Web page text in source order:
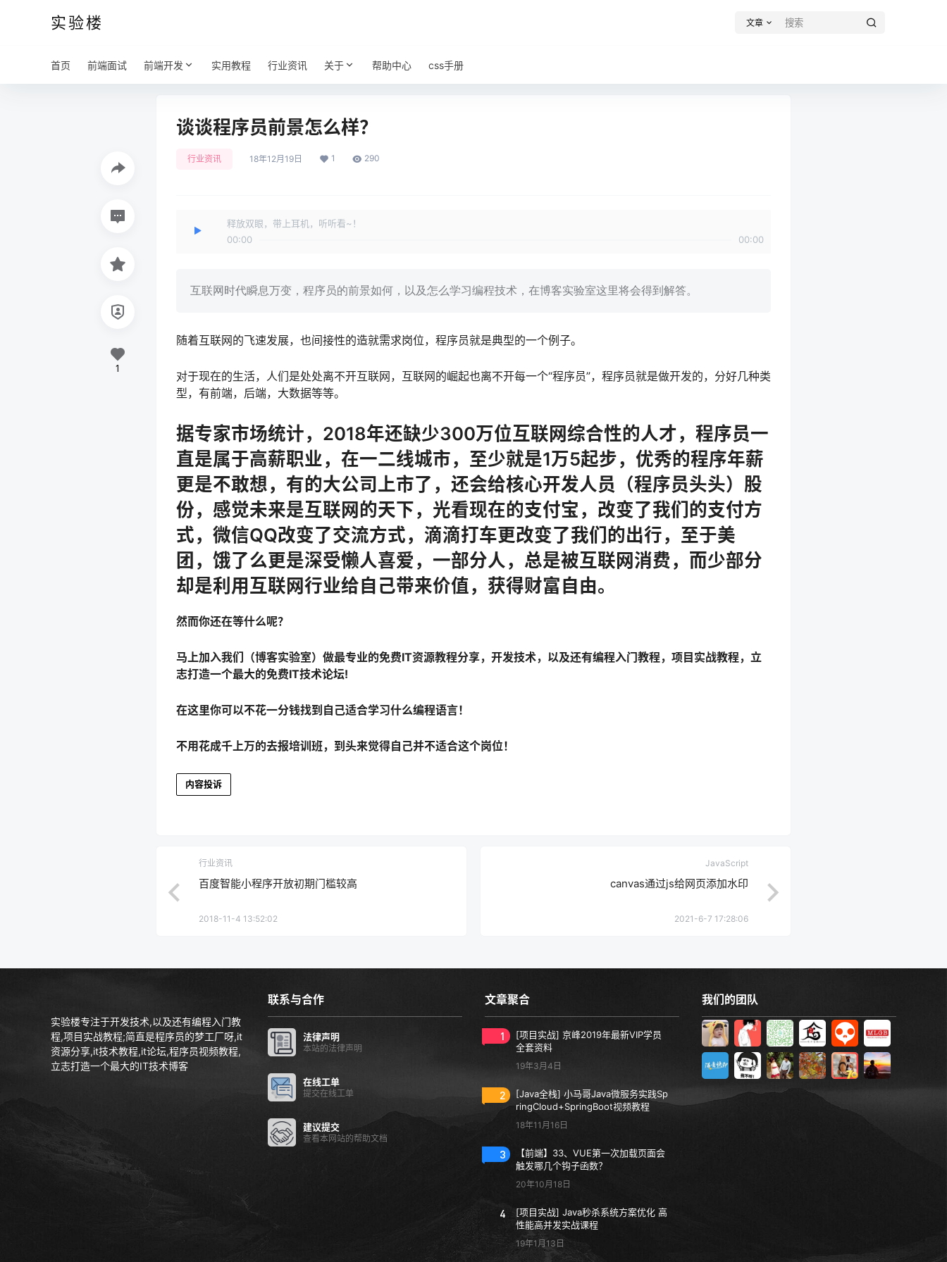
实验楼 文章
首页 前端面试 前端开发 实用教程 行业资讯 关于 帮助中心 css手册
谈谈程序员前景怎么样？
行业资讯 18年12月19日 1 290
释放双眼，带上耳机，听听看~！
00:00
00:00
互联网时代瞬息万变，程序员的前景如何，以及怎么学习编程技术，在博客实验室这里将会得到解答。
随着互联网的飞速发展，也间接性的造就需求岗位，程序员就是典型的一个例子。
对于现在的生活，人们是处处离不开互联网，互联网的崛起也离不开每一个“程序员”，程序员就是做开发的，分好几种类
型，有前端，后端，大数据等等。
据专家市场统计，2018年还缺少300万位互联网综合性的人才，程序员一
直是属于高薪职业，在一二线城市，至少就是1万5起步，优秀的程序年薪
更是不敢想，有的大公司上市了，还会给核心开发人员（程序员头头）股
份，感觉未来是互联网的天下，光看现在的支付宝，改变了我们的支付方
式，微信QQ改变了交流方式，滴滴打车更改变了我们的出行，至于美
团，饿了么更是深受懒人喜爱，一部分人，总是被互联网消费，而少部分
却是利用互联网行业给自己带来价值，获得财富自由。
然而你还在等什么呢？
马上加入我们（博客实验室）做最专业的免费IT资源教程分享，开发技术，以及还有编程入门教程，项目实战教程，立
志打造一个最大的免费IT技术论坛!
在这里你可以不花一分钱找到自己适合学习什么编程语言！
不用花成千上万的去报培训班，到头来觉得自己并不适合这个岗位！
内容投诉
1
行业资讯
百度智能小程序开放初期门槛较高
2018-11-4 13:52:02
JavaScript
canvas通过js给网页添加水印
2021-6-7 17:28:06
实验楼专注于开发技术,以及还有编程入门教
程,项目实战教程;简直是程序员的梦工厂呀,it
资源分享,it技术教程,it论坛,程序员视频教程,
立志打造一个最大的IT技术博客
联系与合作
法律声明
本站的法律声明
在线工单
提交在线工单
建议提交
查看本网站的帮助文档
文章聚合
1
[项目实战] 京峰2019年最新VIP学员
全套资料
19年3月4日
2
[Java全栈] 小马哥Java微服务实践Sp
ringCloud+SpringBoot视频教程
18年11月16日
3
【前端】33、VUE第一次加载页面会
触发哪几个钩子函数？
20年10月18日
4
[项目实战] Java秒杀系统方案优化 高
性能高并发实战课程
19年1月13日
我们的团队